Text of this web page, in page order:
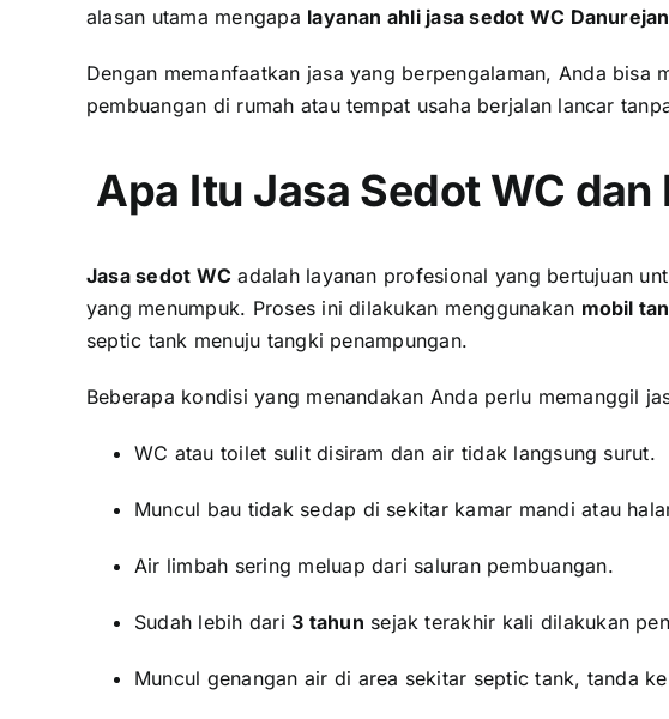
alasan utama mengapa layanan ahli jasa sedot WC
Dengan memanfaatkan jasa yang berpengalaman, Anda
pembuangan di rumah atau tempat usaha berjalan lancar
Apa Itu Jasa Sedot WC
Jasa sedot WC adalah layanan profesional yang bertujuan
yang menumpuk. Proses ini dilakukan menggunakan mobil
septic tank menuju tangki penampungan.
Beberapa kondisi yang menandakan Anda perlu memanggil
WC atau toilet sulit disiram dan air tidak langsung surut.
Muncul bau tidak sedap di sekitar kamar mandi atau
Air limbah sering meluap dari saluran pembuangan.
Sudah lebih dari3 tahun sejak terakhir kali dilakukan
Muncul genangan air di area sekitar septic tank, tanda